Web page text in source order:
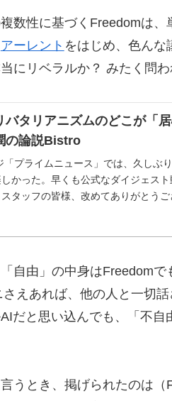
数性に基づくFreedomは
アーレント をはじめ、色んな
にリベラルか？ みたく問わ
バタリアニズムのどこが「
の論説Bistro
「プライムニュース」では、久しぶ
しかった。早くも公式なダイジェス
タッフの皆様、改めてありがとう
自由」の中身はFreedomで
えあれば、他の人と一切話
だと思い込んでも、「不自
うとき、掲げられたのは（